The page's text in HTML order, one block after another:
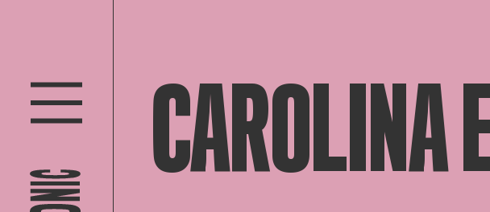
CAROLINA